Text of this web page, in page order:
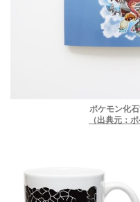
ポケモン化
（出典元：